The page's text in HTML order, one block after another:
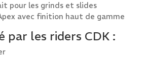
pour les grinds et slides
avec finition haut de gamme
par les riders CDK :